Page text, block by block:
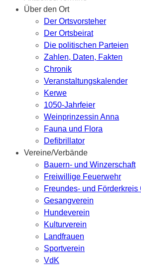
Über den Ort
Der Ortsvorsteher
Der Ortsbeirat
Die politischen Parteien
Zahlen, Daten, Fakten
Chronik
Veranstaltungskalender
Kerwe
1050-Jahrfeier
Weinprinzessin Anna
Fauna und Flora
Defibrillator
Vereine/Verbände
Bauern- und Winzerschaft
Freiwillige Feuerwehr
Freundes- und Förderkreis
Gesangverein
Hundeverein
Kulturverein
Landfrauen
Sportverein
VdK